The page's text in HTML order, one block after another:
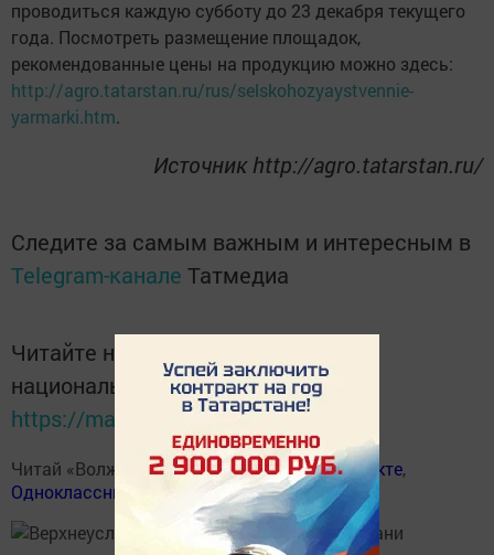
проводиться каждую субботу до 23 декабря текущего
года. Посмотреть размещение площадок,
рекомендованные цены на продукцию можно здесь:
http://agro.tatarstan.ru/rus/selskohozyaystvennie-
yarmarki.htm.
Источник http://agro.tatarstan.ru/
Следите за самым важным и интересным в
Telegram-канале Татмедиа
Читайте новости Татарстана в
национальном мессенджере MАХ:
https://max.ru/tatmedia
Читай «Волжскую новь» вТелеграм,Вконтакте,
Одноклассники